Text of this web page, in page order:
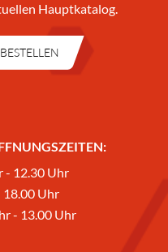
Hauptkatalog.
- 12.30 Uhr
18.00 Uhr
- 13.00 Uhr